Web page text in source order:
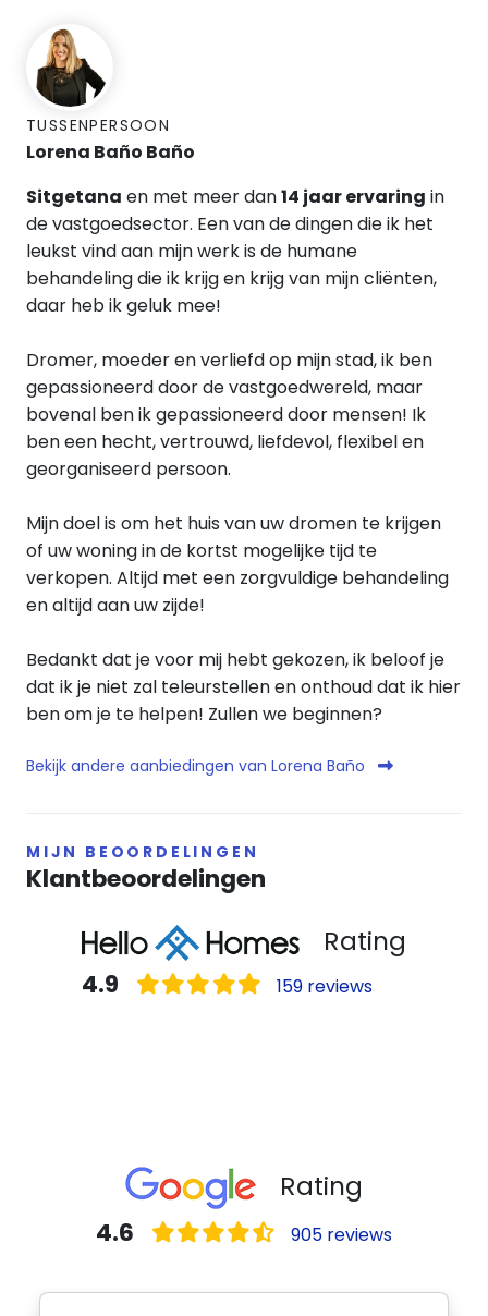
TUSSENPERSOON
Lorena Baño Baño
Sitgetana en met meer dan14 jaar ervaring in
de vastgoedsector. Een van de dingen die ik het
leukst vind aan mijn werk is de humane
behandeling die ik krijg en krijg van mijn cliënten,
daar heb ik geluk mee!
Dromer, moeder en verliefd op mijn stad, ik ben
gepassioneerd door de vastgoedwereld, maar
bovenal ben ik gepassioneerd door mensen! Ik
ben een hecht, vertrouwd, liefdevol, flexibel en
georganiseerd persoon.
Mijn doel is om het huis van uw dromen te krijgen
of uw woning in de kortst mogelijke tijd te
verkopen. Altijd met een zorgvuldige behandeling
en altijd aan uw zijde!
Bedankt dat je voor mij hebt gekozen, ik beloof je
dat ik je niet zal teleurstellen en onthoud dat ik hier
ben om je te helpen! Zullen we beginnen?
Bekijk andere aanbiedingen van Lorena Baño
MIJN BEOORDELINGEN
Klantbeoordelingen
Rating
4.9 159 reviews
Rating
4.6 905 reviews